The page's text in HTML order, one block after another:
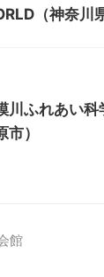
（神奈川
川ふれあい科
市）
館